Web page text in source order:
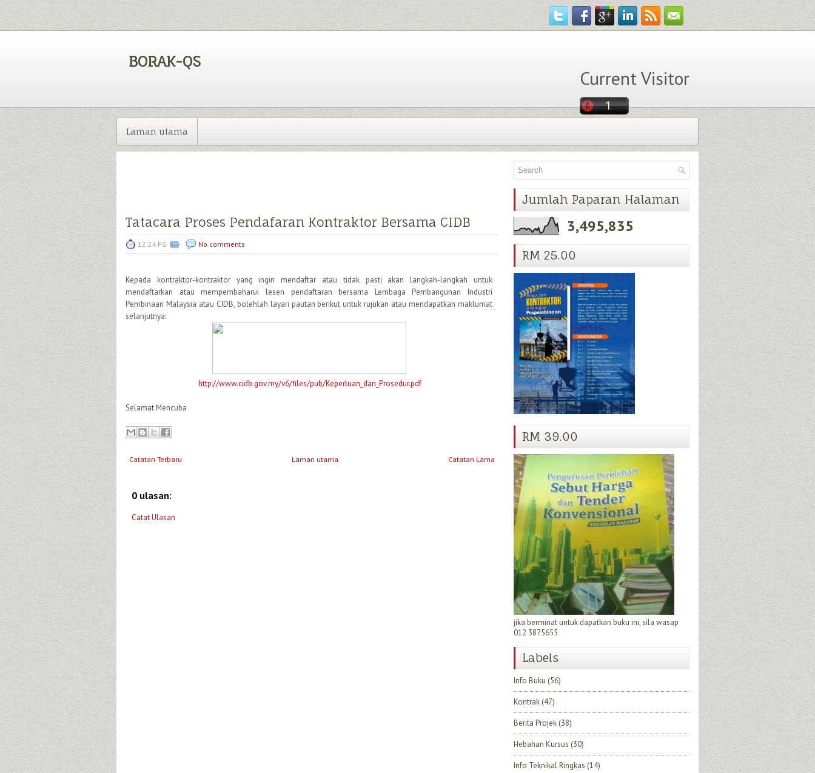
BORAK-QS
Current Visitor
Laman utama
Tatacara Proses Pendafaran Kontraktor Bersama CIDB
12:24 PG No comments
Kepada kontraktor-kontraktor yang ingin mendaftar atau tidak pasti akan langkah-langkah untuk
mendaftarkan atau mempembaharui lesen pendaftaran bersama Lembaga Pembangunan Industri
Pembinaan Malaysia atau CIDB, bolehlah layari pautan berikut untuk rujukan atau mendapatkan maklumat
selanjutnya:
http://www.cidb.gov.my/v6/files/pub/Keperluan_dan_Prosedur.pdf
Selamat Mencuba
Catatan Terbaru Catatan Lama
Laman utama
0 ulasan:
Catat Ulasan
Jumlah Paparan Halaman
3,495,835
RM 25.00
RM 39.00
jika berminat untuk dapatkan buku ini, sila wasap
012 3875655
Labels
Info Buku (56)
Kontrak (47)
Berita Projek (38)
Hebahan Kursus (30)
Info Teknikal Ringkas (14)